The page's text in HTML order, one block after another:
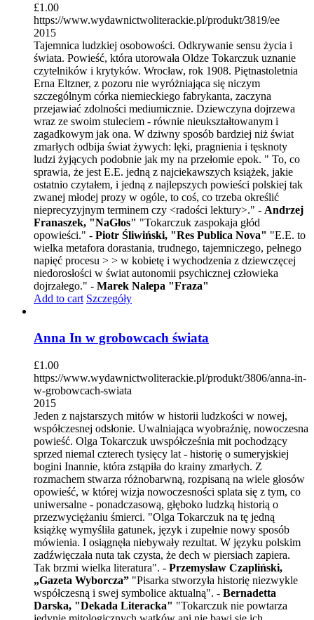
£1.00
https://www.wydawnictwoliterackie.pl/produkt/3819/ee
2015
Tajemnica ludzkiej osobowości. Odkrywanie sensu życia i
świata. Powieść, która utorowała Oldze Tokarczuk uznanie
czytelników i krytyków. Wrocław, rok 1908. Piętnastoletnia
Erna Eltzner, z pozoru nie wyróżniająca się niczym
szczególnym córka niemieckiego fabrykanta, zaczyna
przejawiać zdolności mediumicznie. Dziewczyna dojrzewa
wraz ze swoim stuleciem - równie nieukształtowanym i
zagadkowym jak ona. W dziwny sposób bardziej niż świat
zmarłych odbija świat żywych: lęki, pragnienia i tęsknoty
ludzi żyjących podobnie jak my na przełomie epok. " To, co
sprawia, że jest E.E. jedną z najciekawszych książek, jakie
ostatnio czytałem, i jedną z najlepszych powieści polskiej tak
zwanej młodej prozy w ogóle, to coś, co trzeba określić
nieprecyzyjnym terminem czy <radości lektury>." - Andrzej
Franaszek, "NaGłos" "Tokarczuk zaspokaja głód
opowieści." - Piotr Śliwiński, "Res Publica Nova" "E.E. to
wielka metafora dorastania, trudnego, tajemniczego, pełnego
napięć procesu > > w kobietę i wychodzenia z dziewczęcej
niedorosłości w świat autonomii psychicznej człowieka
dojrzałego." - Marek Nalepa "Fraza"
Add to cart Szczegóły
Anna In w grobowcach świata
£1.00
https://www.wydawnictwoliterackie.pl/produkt/3806/anna-in-
w-grobowcach-swiata
2015
Jeden z najstarszych mitów w historii ludzkości w nowej,
współczesnej odsłonie. Uwalniająca wyobraźnię, nowoczesna
powieść. Olga Tokarczuk uwspółcześnia mit pochodzący
sprzed niemal czterech tysięcy lat - historię o sumeryjskiej
bogini Inannie, która zstąpiła do krainy zmarłych. Z
rozmachem stwarza różnobarwną, rozpisaną na wiele głosów
opowieść, w której wizja nowoczesności splata się z tym, co
uniwersalne - ponadczasową, głęboko ludzką historią o
przezwyciężaniu śmierci. "Olga Tokarczuk na tę jedną
książkę wymyśliła gatunek, język i zupełnie nowy sposób
mówienia. I osiągnęła niebywały rezultat. W języku polskim
zadźwięczała nuta tak czysta, że dech w piersiach zapiera.
Tak brzmi wielka literatura". - Przemysław Czapliński,
„Gazeta Wyborcza” "Pisarka stworzyła historię niezwykle
współczesną i swej symbolice aktualną". - Bernadetta
Darska, "Dekada Literacka" "Tokarczuk nie powtarza